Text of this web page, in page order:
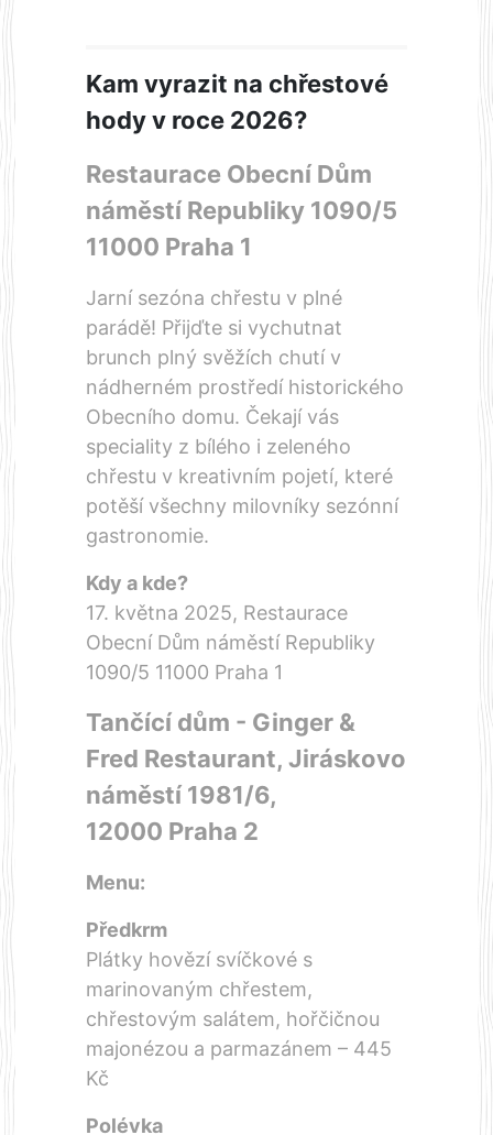
Kam vyrazit na chřestové
hody v roce 2026?
Restaurace Obecní Dům
náměstí Republiky 1090/5
11000 Praha 1
Jarní sezóna chřestu v plné
parádě! Přijďte si vychutnat
brunch plný svěžích chutí v
nádherném prostředí historického
Obecního domu. Čekají vás
speciality z bílého i zeleného
chřestu v kreativním pojetí, které
potěší všechny milovníky sezónní
gastronomie.
Kdy a kde?
17. května 2025, Restaurace
Obecní Dům náměstí Republiky
1090/5 11000 Praha 1
Tančící dům - Ginger &
Fred Restaurant, Jiráskovo
náměstí 1981/6,
12000 Praha 2
Menu:
Předkrm
Plátky hovězí svíčkové s
marinovaným chřestem,
chřestovým salátem, hořčičnou
majonézou a parmazánem – 445
Kč
Polévka